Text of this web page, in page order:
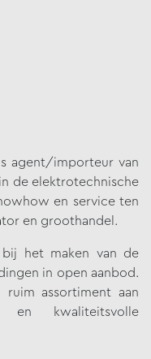
agent/importeur van
de elektrotechnische
en service ten
en groothandel.
het maken van de
in open aanbod.
assortiment aan
en kwaliteitsvolle